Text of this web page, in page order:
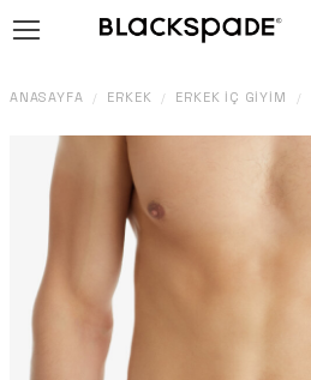
ANASAYFA / ERKEK / ERKEK İÇ GIYIM /